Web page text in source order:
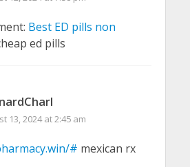
Best ED pills non
ed pills
13, 2024 at 2:45 am
# mexican rx